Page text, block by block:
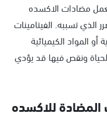
مضادات الاكسده
الذي تسببه. الفيتامينات
المواد الكيميائية
ونقص فيها قد يؤدي
المضادة للاكسده